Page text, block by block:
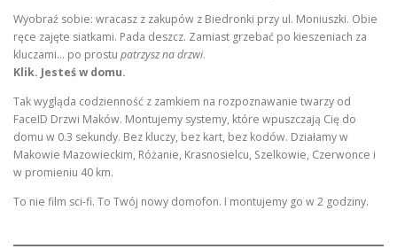
Wyobraź sobie: wracasz z zakupów z Biedronki przy ul. Moniuszki. Obie
ręce zajęte siatkami. Pada deszcz. Zamiast grzebać po kieszeniach za
kluczami… po prostu patrzysz na drzwi.
Klik. Jesteś w domu.
Tak wygląda codzienność z zamkiem na rozpoznawanie twarzy od
FaceID Drzwi Maków. Montujemy systemy, które wpuszczają Cię do
domu w 0.3 sekundy. Bez kluczy, bez kart, bez kodów. Działamy w
Makowie Mazowieckim, Różanie, Krasnosielcu, Szelkowie, Czerwonce i
w promieniu 40 km.
To nie film sci-fi. To Twój nowy domofon. I montujemy go w 2 godziny.